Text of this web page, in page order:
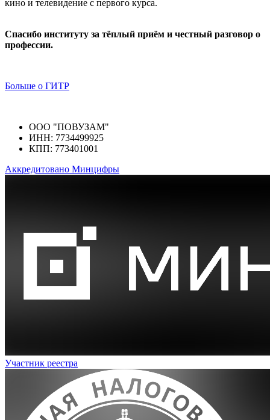
кино и телевидение с первого курса.
Спасибо институту за тёплый приём и честный разговор о
профессии.
Больше о ГИТР
ООО "ПОВУЗАМ"
ИНН: 7734499925
КПП: 773401001
Аккредитовано Минцифры
Участник реестра